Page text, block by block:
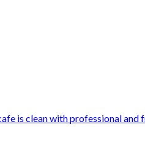
is clean with professional and